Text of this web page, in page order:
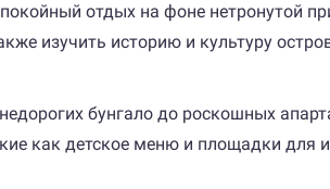
отдых на фоне нетронутой
изучить историю и культуру
бунгало до роскошных
как детское меню и площадки для